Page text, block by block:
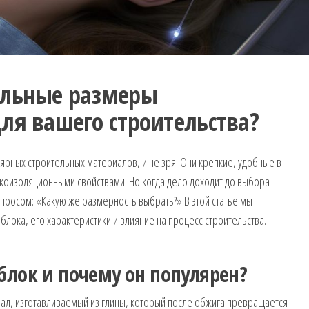
размеры
вашего строительства?
строительных материалов, и не зря! Они крепкие, удобные в
свойствами. Но когда дело доходит до выбора
«Какую же размерность выбрать?» В этой статье мы
его характеристики и влияние на процесс строительства.
и почему он популярен?
изготавливаемый из глины, который после обжига превращается